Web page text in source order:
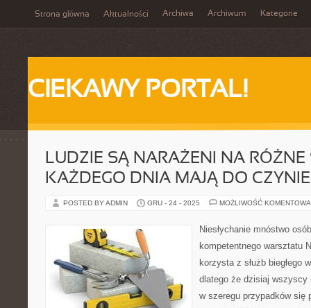
Strona główna Aktualności Archiwa Archiwum Kategorie
CIEKAWY PORTAL!
LUDZIE SĄ NARAŻENI NA RÓŻNE
KAŻDEGO DNIA MAJĄ DO
POSTED BY ADMIN GRU - 24 - 2025 MOŻLIWOŚĆ
Niesłychanie mnóstwo
kompetentnego warsztatu
korzysta z służb biegłego
dlatego że dzisiaj wszyscy
w szeregu przypadków się